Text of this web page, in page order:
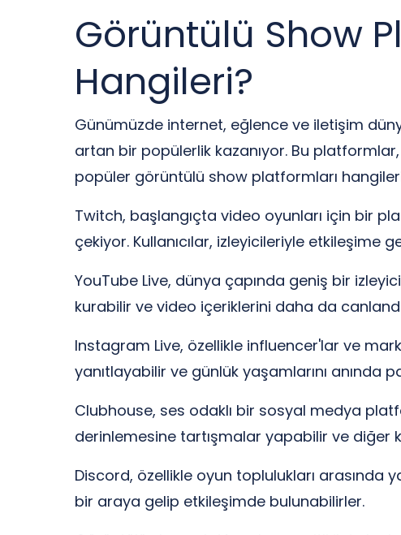
Görüntülü Show
Hangileri?
Günümüzde internet, eğlence ve iletişim
artan bir popülerlik kazanıyor. Bu platformlar,
popüler görüntülü show platformları hangileri
Twitch, başlangıçta video oyunları için bir
çekiyor. Kullanıcılar, izleyicileriyle etkileşime
YouTube Live, dünya çapında geniş bir
kurabilir ve video içeriklerini daha da
Instagram Live, özellikle influencer'lar ve
yanıtlayabilir ve günlük yaşamlarını anında
Clubhouse, ses odaklı bir sosyal medya
derinlemesine tartışmalar yapabilir ve diğer
Discord, özellikle oyun toplulukları arasında
bir araya gelip etkileşimde bulunabilirler.